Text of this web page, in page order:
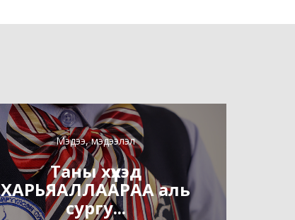
Мэдээ, мэдээлэл
Таны хүүхэд
ХАРЬЯАЛЛААРАА аль
сургу...